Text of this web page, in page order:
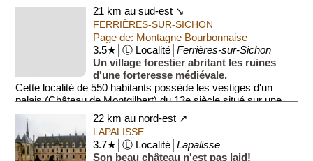
21 km au sud-est ↘
FERRIÈRES-SUR-SICHON
Page de: Montagne Bourbonnaise
3.5★│Ⓛ Localité│Ferrières-sur-Sichon
Un village forestier abritant les ruines
d'une forteresse médiévale.
Cette localité de 550 habitants possède les vestiges d'un
palais (Château de Montgilbert) du 13e siècle situé sur une
crête. Le...
22 km au nord-est ↗
LAPALISSE
3.7★│Ⓛ Localité│Lapalisse
Son beau château n'est pas laid!